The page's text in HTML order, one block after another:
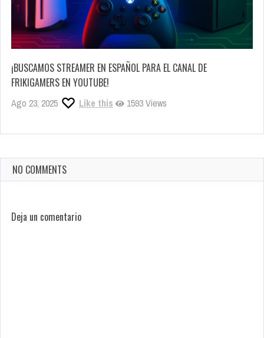
¡BUSCAMOS STREAMER EN ESPAÑOL PARA EL CANAL DE
FRIKIGAMERS EN YOUTUBE!
Ago 23, 2025 Like this 1593 Views
NO COMMENTS
Deja un comentario